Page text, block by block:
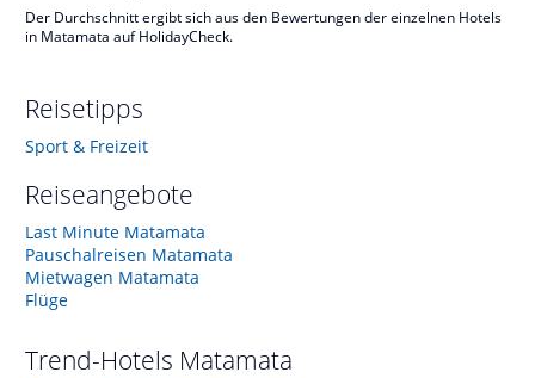
Der Durchschnitt ergibt sich aus den Bewertungen der einzelnen Hotels
in Matamata auf HolidayCheck.
Reisetipps
Sport & Freizeit
Reiseangebote
Last Minute Matamata
Pauschalreisen Matamata
Mietwagen Matamata
Flüge
Trend-Hotels Matamata